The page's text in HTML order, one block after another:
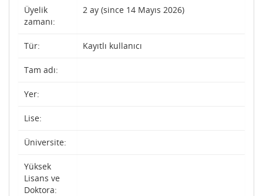
Üyelik
zamanı:
2 ay (since 14 Mayıs 2026)
Tür: Kayıtlı kullanıcı
Tam adı:
Yer:
Lise:
Üniversite:
Yüksek
Lisans ve
Doktora: